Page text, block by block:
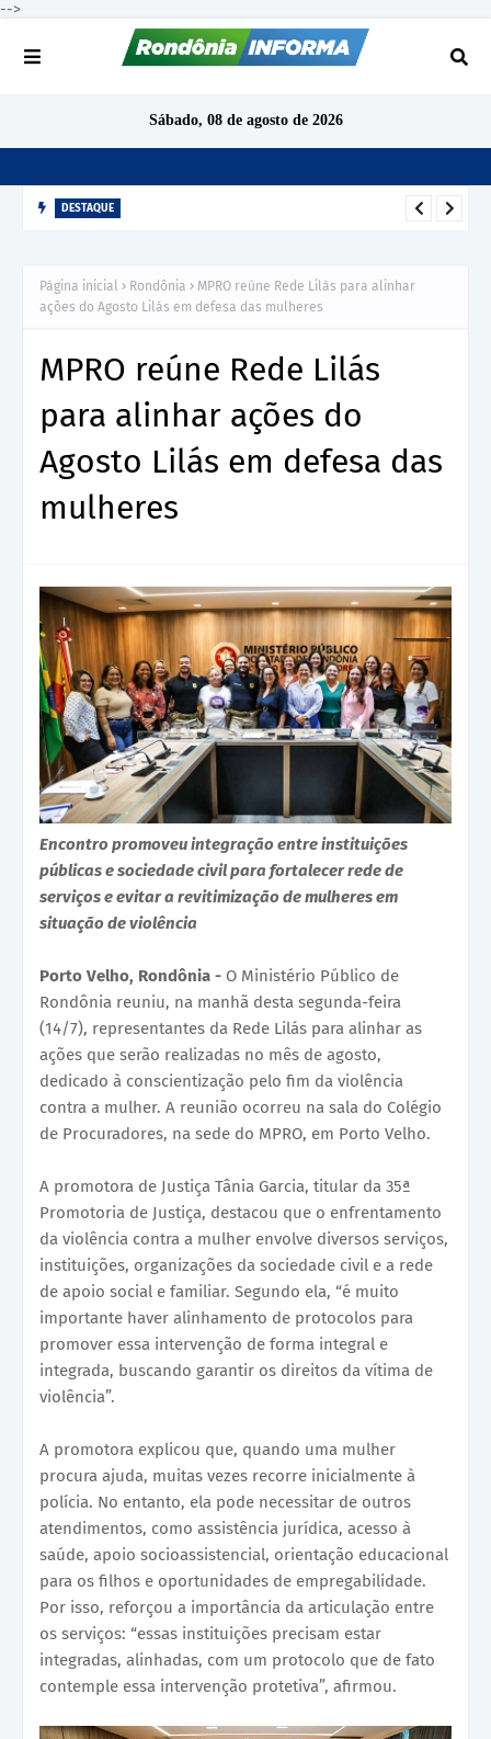
-->
Sábado, 08 de agosto de 2026
DESTAQUE
Guaporé
Página inicial Rondônia
MPRO reúne Rede Lilás para alinhar
ações do Agosto Lilás em defesa das mulheres
MPRO reúne Rede Lilás
para alinhar ações do
Agosto Lilás em defesa das
mulheres
Encontro promoveu integração entre instituições
públicas e sociedade civil para fortalecer rede de
serviços e evitar a revitimização de mulheres em
situação de violência
Porto Velho, Rondônia - O Ministério Público de
Rondônia reuniu, na manhã desta segunda-feira
(14/7), representantes da Rede Lilás para alinhar as
ações que serão realizadas no mês de agosto,
dedicado à conscientização pelo fim da violência
contra a mulher. A reunião ocorreu na sala do Colégio
de Procuradores, na sede do MPRO, em Porto Velho.
A promotora de Justiça Tânia Garcia, titular da 35ª
Promotoria de Justiça, destacou que o enfrentamento
da violência contra a mulher envolve diversos serviços,
instituições, organizações da sociedade civil e a rede
de apoio social e familiar. Segundo ela, “é muito
importante haver alinhamento de protocolos para
promover essa intervenção de forma integral e
integrada, buscando garantir os direitos da vítima de
violência”.
A promotora explicou que, quando uma mulher
procura ajuda, muitas vezes recorre inicialmente à
polícia. No entanto, ela pode necessitar de outros
atendimentos, como assistência jurídica, acesso à
saúde, apoio socioassistencial, orientação educacional
para os filhos e oportunidades de empregabilidade.
Por isso, reforçou a importância da articulação entre
os serviços: “essas instituições precisam estar
integradas, alinhadas, com um protocolo que de fato
contemple essa intervenção protetiva”, afirmou.